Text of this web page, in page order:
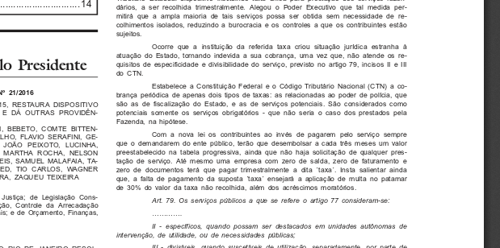
Presidente
21/2016
RESTAURA DISPOSITIVO
DÁ OUTRAS PROVIDÊN-
BEBETO, COMTE BITTEN-
FLAVIO SERAFINI, GE-
PEIXOTO, LUCINHA,
ROCHA, NELSON
SAMUEL MALAFAIA, TA-
TIO CARLOS, WAGNER
ZAQUEU TEIXEIRA
de Legislação Cons-
Controle da Arrecadação
e de Orçamento, Finanças,
dários, a ser recolhida trimestralmente. Alegou o Poder Executivo que tal medida per-
mitirá que a ampla maioria de tais serviços possa ser obtida sem necessidade de re-
colhimentos isolados, reduzindo a burocracia e os controles a que os contribuintes estão
sujeitos.
Ocorre que a instituição da referida taxa criou situação jurídica estranha à
atuação do Estado, tornando indevida a sua cobrança, uma vez que, não atende os re-
quisitos de especificidade e divisibilidade do serviço, previsto no artigo 79, incisos II e III
do CTN.
Estabelece a Constituição Federal e o Código Tributário Nacional (CTN) a co-
brança periódica de apenas dois tipos de taxas: as relacionadas ao poder de polícia, que
são as de fiscalização do Estado, e as de serviços potenciais. São considerados como
potenciais somente os serviços obrigatórios - que não seria o caso dos prestados pela
Fazenda, na hipótese.
Com a nova lei os contribuintes ao invés de pagarem pelo serviço sempre
que o demandarem do ente público, terão que desembolsar a cada três meses um valor
preestabelecido na tabela progressiva, ainda que não haja solicitação de qualquer pres-
tação de serviço. Até mesmo uma empresa com zero de saída, zero de faturamento e
zero de documentos terá que pagar trimestralmente a dita  ́taxa ́. Insta salientar ainda
que, a falta de pagamento da suposta  ́taxa ́ ensejará a aplicação de multa no patamar
de 30% do valor da taxa não recolhida, além dos acréscimos moratórios.
Art. 79. Os serviços públicos a que se refere o artigo 77 consideram-se:
.............
II - específicos, quando possam ser destacados em unidades autônomas de
intervenção, de utilidade, ou de necessidades públicas;